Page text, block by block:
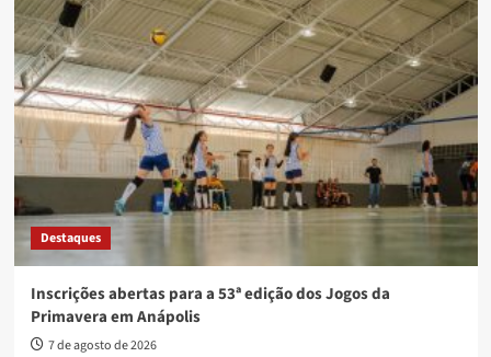
Destaques
Inscrições abertas para a 53ª edição dos Jogos da
Primavera em Anápolis
7 de agosto de 2026